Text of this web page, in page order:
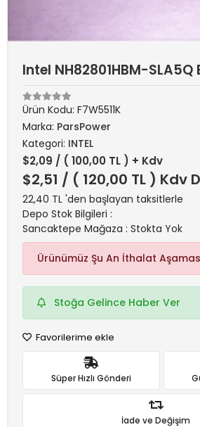
Intel NH82801HBM-
Ürün Kodu: F7W5511K
Marka: ParsPower
Kategori: INTEL
$2,09 / ( 100,00 TL ) + Kdv
$2,51 / ( 120,00 TL ) Kdv
22,40 TL 'den başlayan taksitlerle
Depo Stok Bilgileri :
Sancaktepe Mağaza : Stokta Yok
Ürünümüz Şu An İthalat
Stoğa Gelince Haber Ver
Favorilerime ekle
Süper Hızlı Gönderi
İade ve Değişim